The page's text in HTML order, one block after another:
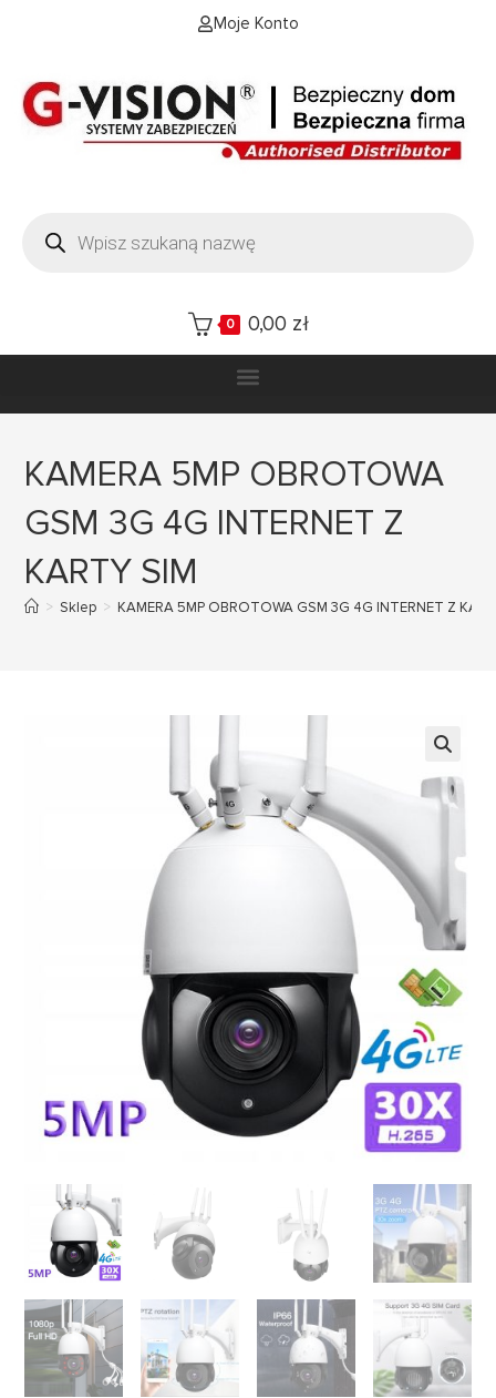
Moje Konto
0 0,00 zł
KAMERA 5MP OBROTOWA
GSM 3G 4G INTERNET Z
KARTY SIM
> Sklep > KAMERA 5MP OBROTOWA GSM 3G 4G INTERNET Z